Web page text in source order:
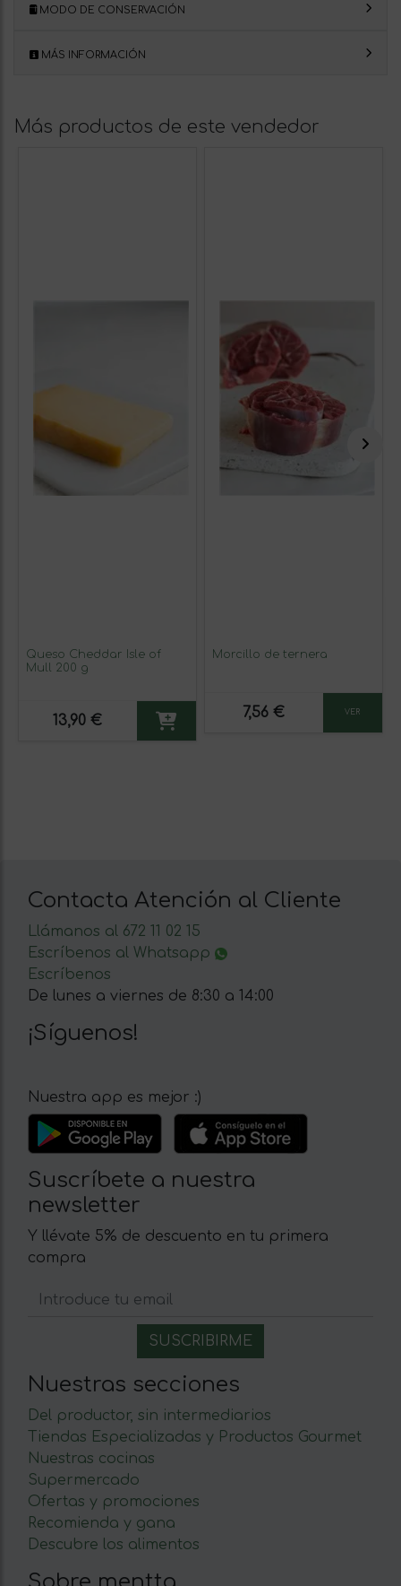
MODO DE CONSERVACIÓN
MÁS INFORMACIÓN
Más productos de este vendedor
Queso Cheddar Isle of
Mull 200 g
13,90 €
Morcillo de ternera
7,56 € VER
Contacta Atención al Cliente
Llámanos al 672 11 02 15
Escríbenos al Whatsapp
Escríbenos
De lunes a viernes de 8:30 a 14:00
¡Síguenos!
Nuestra app es mejor :)
Suscríbete a nuestra
newsletter
Y llévate 5% de descuento en tu primera
compra
Nuestras secciones
Del productor, sin intermediarios
Tiendas Especializadas y Productos Gourmet
Nuestras cocinas
Supermercado
Ofertas y promociones
Recomienda y gana
Descubre los alimentos